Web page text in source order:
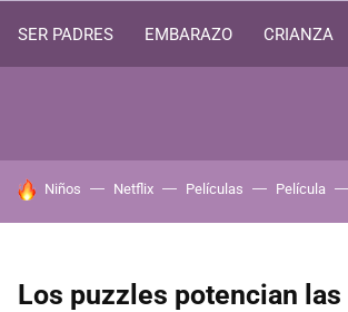
SER PADRES EMBARAZO CRIANZA
HOY SE HABLA DE
Niños Netflix Películas Película
Los puzzles potencian las